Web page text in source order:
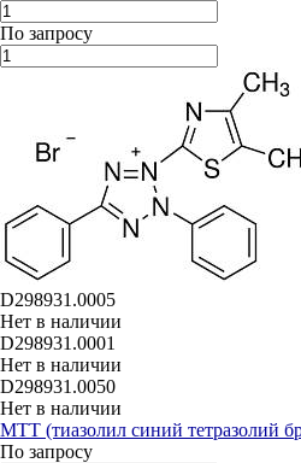
По запросу
D298931.0005
Нет в наличии
D298931.0001
Нет в наличии
D298931.0050
Нет в наличии
МТТ (тиазолил синий тетразолий
По запросу